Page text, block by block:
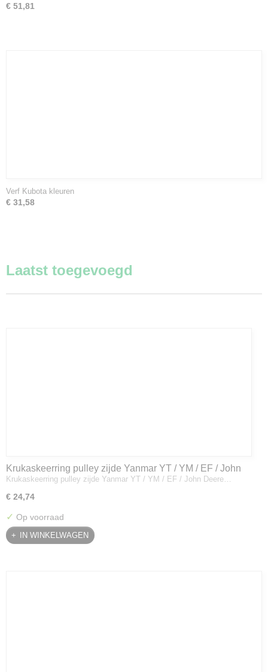
€ 51,81
Verf Kubota kleuren
€ 31,58
Laatst toegevoegd
Krukaskeerring pulley zijde Yanmar YT / YM / EF / John
Deere - 119934-01800
Krukaskeerring pulley zijde Yanmar YT / YM / EF / John Deere…
€ 24,74
✓ Op voorraad
IN WINKELWAGEN